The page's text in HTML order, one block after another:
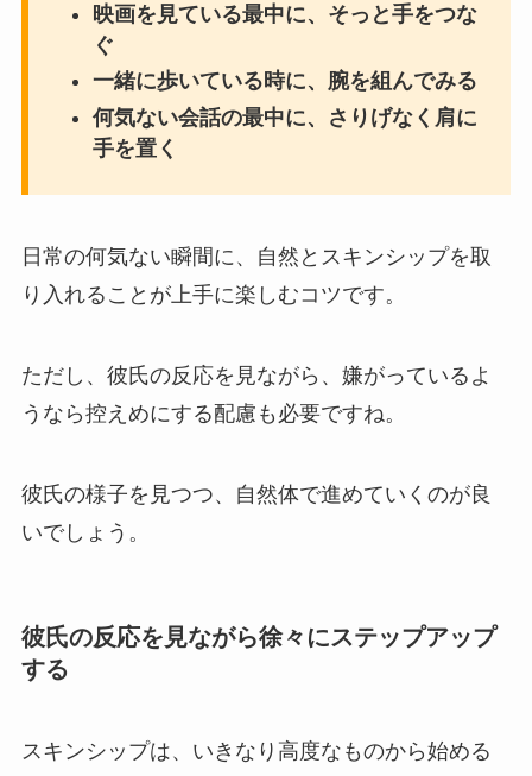
映画を見ている最中に、そっと手をつな
ぐ
一緒に歩いている時に、腕を組んでみる
何気ない会話の最中に、さりげなく肩に
手を置く
日常の何気ない瞬間に、自然とスキンシップを取
り入れることが上手に楽しむコツです。
ただし、彼氏の反応を見ながら、嫌がっているよ
うなら控えめにする配慮も必要ですね。
彼氏の様子を見つつ、自然体で進めていくのが良
いでしょう。
彼氏の反応を見ながら徐々にステップアップ
する
スキンシップは、いきなり高度なものから始める